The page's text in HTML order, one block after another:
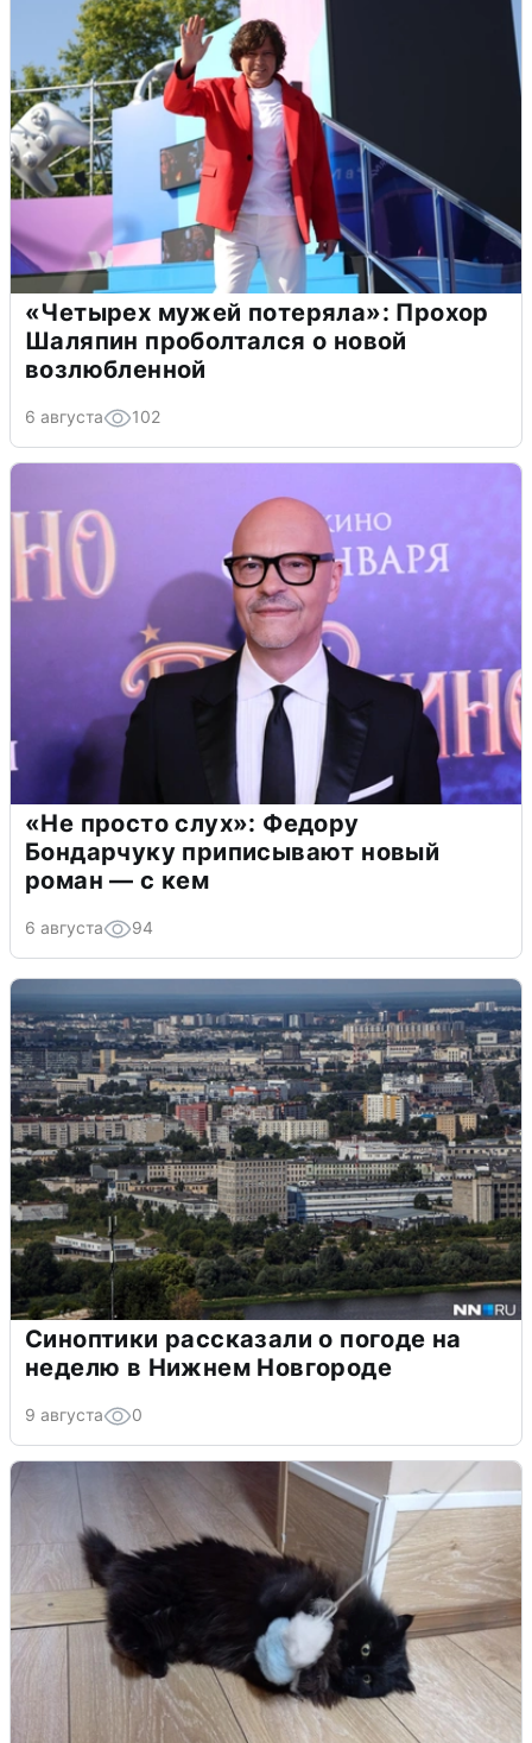
«Четырех мужей потеряла»: Прохор
Шаляпин проболтался о новой
возлюбленной
6 августа 102
«Не просто слух»: Федору
Бондарчуку приписывают новый
роман — с кем
6 августа 94
Синоптики рассказали о погоде на
неделю в Нижнем Новгороде
9 августа 0